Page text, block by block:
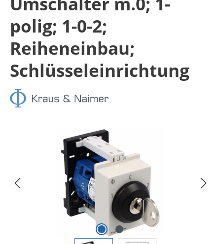
polig; 1-0-2;
Reiheneinbau;
Schlüsseleinrichtung
Bildergalerie überspringen